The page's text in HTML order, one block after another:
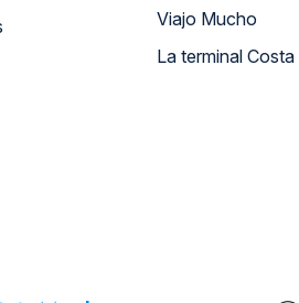
Viajo Mucho